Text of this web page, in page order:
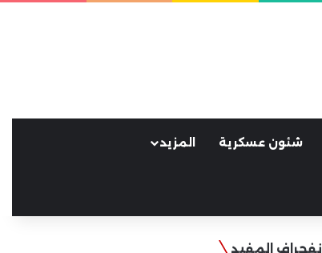
شئون عسكرية المزيد
انفجراف المفيد